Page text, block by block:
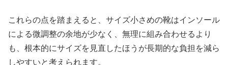
これらの点を踏まえると、サイズ小さめの靴はインソール
による微調整の余地が少なく、無理に組み合わせるより
も、根本的にサイズを見直したほうが長期的な負担を減ら
しやすいと考えられます。